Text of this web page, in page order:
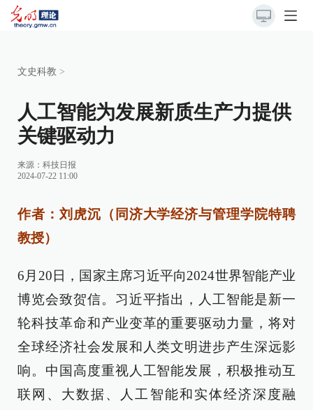
文史科教 >
人工智能为发展新质生产力提供
关键驱动力
来源： 科技日报
2024-07-22 11:00
作者：刘虎沉（同济大学经济与管理学院特聘
教授）
6月20日，国家主席习近平向2024世界智能产业
博览会致贺信。习近平指出，人工智能是新一
轮科技革命和产业变革的重要驱动力量，将对
全球经济社会发展和人类文明进步产生深远影
响。中国高度重视人工智能发展，积极推动互
联网、大数据、人工智能和实体经济深度融